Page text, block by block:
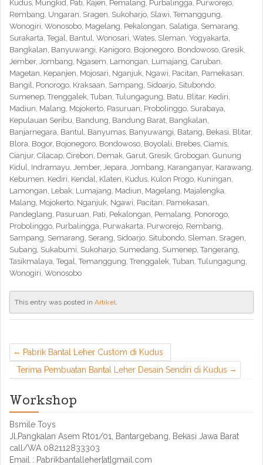
Kudus, Mungkid, Pati, Kajen, Pemalang, Purbalingga, Purworejo,
Rembang, Ungaran, Sragen, Sukoharjo, Slawi, Temanggung,
Wonogiri, Wonosobo, Magelang, Pekalongan, Salatiga, Semarang,
Surakarta, Tegal, Bantul, Wonosari, Wates, Sleman, Yogyakarta,
Bangkalan, Banyuwangi, Kanigoro, Bojonegoro, Bondowoso, Gresik,
Jember, Jombang, Ngasem, Lamongan, Lumajang, Caruban,
Magetan, Kepanjen, Mojosari, Nganjuk, Ngawi, Pacitan, Pamekasan,
Bangil, Ponorogo, Kraksaan, Sampang, Sidoarjo, Situbondo,
Sumenep, Trenggalek, Tuban, Tulungagung, Batu, Blitar, Kediri,
Madiun, Malang, Mojokerto, Pasuruan, Probolinggo, Surabaya,
Kepulauan Seribu, Bandung, Bandung Barat, Bangkalan,
Banjarnegara, Bantul, Banyumas, Banyuwangi, Batang, Bekasi, Blitar,
Blora, Bogor, Bojonegoro, Bondowoso, Boyolali, Brebes, Ciamis,
Cianjur, Cilacap, Cirebon, Demak, Garut, Gresik, Grobogan, Gunung
Kidul, Indramayu, Jember, Jepara, Jombang, Karanganyar, Karawang,
Kebumen, Kediri, Kendal, Klaten, Kudus, Kulon Progo, Kuningan,
Lamongan, Lebak, Lumajang, Madiun, Magelang, Majalengka,
Malang, Mojokerto, Nganjuk, Ngawi, Pacitan, Pamekasan,
Pandeglang, Pasuruan, Pati, Pekalongan, Pemalang, Ponorogo,
Probolinggo, Purbalingga, Purwakarta, Purworejo, Rembang,
Sampang, Semarang, Serang, Sidoarjo, Situbondo, Sleman, Sragen,
Subang, Sukabumi, Sukoharjo, Sumedang, Sumenep, Tangerang,
Tasikmalaya, Tegal, Temanggung, Trenggalek, Tuban, Tulungagung,
Wonogiri, Wonosobo
This entry was posted in Artikel.
Pabrik Bantal Leher Custom di Kudus
Terima Pembuatan Bantal Leher Desain Sendiri di Kudus
Workshop
Bsmile Toys
Jl.Pangkalan Asem Rt01/01, Bantargebang, Bekasi Jawa Barat
call/WA 082112833303
Email : Pabrikbantalleher[at]gmail.com